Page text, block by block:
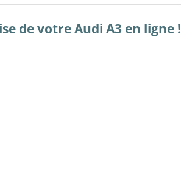
de votre Audi A3 en ligne !